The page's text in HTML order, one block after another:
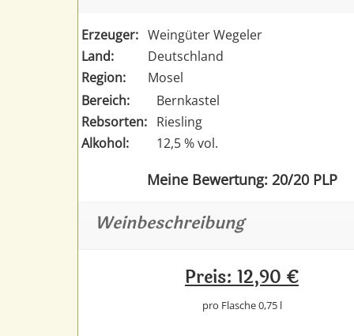
Erzeuger: Weingüter Wegeler
Land:
Deutschland
Region:
Mosel
Bereich:
Bernkastel
Rebsorten: Riesling
Alkohol:
12,5 % vol.
Meine Bewertung: 20/20 PLP
Weinbeschreibung
Preis: 12,90 €
pro Flasche 0,75 l